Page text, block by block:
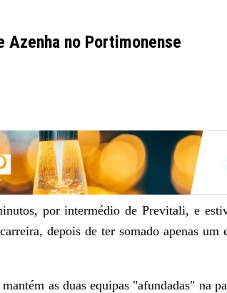
no Portimonense
por intermédio de Previtali, e
depois de ter somado apenas
as duas equipas "afundadas" na